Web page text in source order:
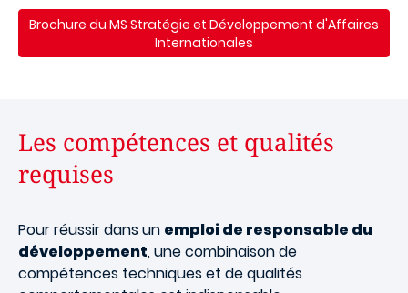
Brochure du MS Stratégie et Développement d'Affaires
Internationales
Les compétences et qualités
requises
Pour réussir dans un emploi de responsable du
développement, une combinaison de
compétences techniques et de qualités